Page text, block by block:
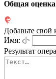
Общая
Добавьте
Имя:
Результат